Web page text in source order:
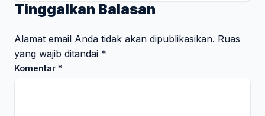
Tinggalkan Balasan
Alamat email Anda tidak akan dipublikasikan. Ruas
yang wajib ditandai *
Komentar *